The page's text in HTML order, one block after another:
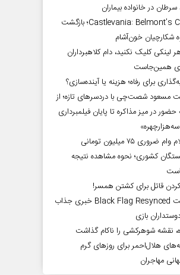
در خانواده بیماران
Castlevania: Belmont’s Curse؛ بازگشت
شکارچیان خون‌آشام
لینکی کلیک نکنید، دام کلاهبرداران
همین‌جاست
برای رفاه؛ هزینه یا آینده‌سازی؟
مسعود شصت‌چی با دردسر‌های تازه؛ از
حضور در میز مذاکره تا پایان فیلمبرداری
استعلام وام ضروری ۷۵ میلیون تومانی
کشوری؛ نحوه مشاهده نتیجه
قاتل برای کشتن همسر!
بازگشت Black Flag Resynced خبری جذاب
بازی
نقشه شوهرکشی را ناکام گذاشت
هلال‌احمر برای روز‌های گرم
مهاجران